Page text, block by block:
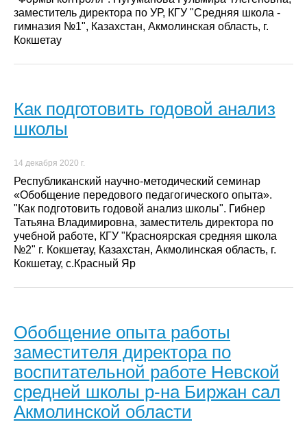
заместитель директора по УР, КГУ "Средняя школа -
гимназия №1", Казахстан, Акмолинская область, г.
Кокшетау
Как подготовить годовой анализ
школы
14 декабря 2020 г.
Республиканский научно-методический семинар
«Обобщение передового педагогического опыта».
"Как подготовить годовой анализ школы". Гибнер
Татьяна Владимировна, заместитель директора по
учебной работе, КГУ "Красноярская средняя школа
№2" г. Кокшетау, Казахстан, Акмолинская область, г.
Кокшетау, с.Красный Яр
Обобщение опыта работы
заместителя директора по
воспитательной работе Невской
средней школы р-на Биржан сал
Акмолинской области